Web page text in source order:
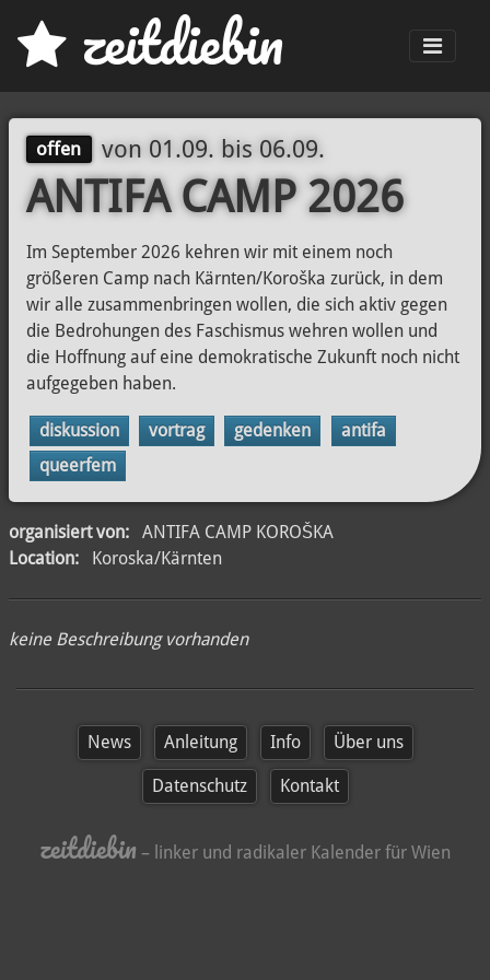
zeitdiebin
offen von 01.09. bis 06.09.
ANTIFA CAMP 2026
Im September 2026 kehren wir mit einem noch
größeren Camp nach Kärnten/Koroška zurück, in dem
wir alle zusammenbringen wollen, die sich aktiv gegen
die Bedrohungen des Faschismus wehren wollen und
die Hoffnung auf eine demokratische Zukunft noch nicht
aufgegeben haben.
diskussion vortrag gedenken
antifa
queerfem
organisiert von:
ANTIFA CAMP KOROŠKA
Location:
Koroska/Kärnten
keine Beschreibung vorhanden
News Anleitung Info Über uns
Datenschutz Kontakt
zeitdiebin – linker und radikaler Kalender für Wien